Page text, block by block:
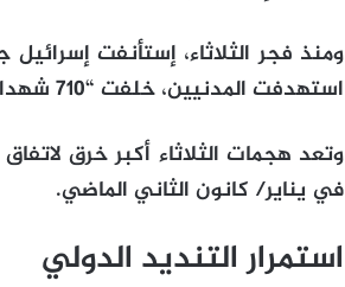
ومنذ فجر الثلاثاء، إستأنفت
استهدفت المدنيين، خلفت “710 شهداء وأكثر من 900 جريح”، وفق وزارة الصحة بالقطاع.
وتعد هجمات الثلاثاء أكبر خرق
في يناير/ كانون الثاني الماضي.
استمرار التنديد الدولي